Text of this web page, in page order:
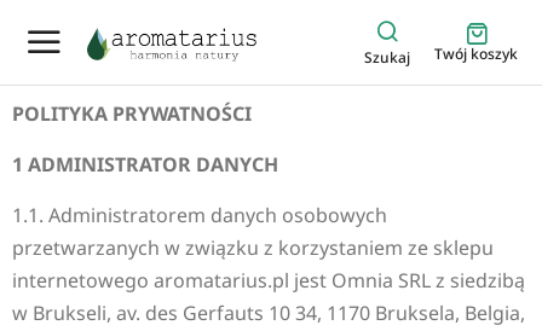
Szukaj Twój koszyk
POLITYKA PRYWATNOŚCI
1 ADMINISTRATOR DANYCH
1.1. Administratorem danych osobowych
przetwarzanych w związku z korzystaniem ze sklepu
internetowego aromatarius.pl jest Omnia SRL z siedzibą
w Brukseli, av. des Gerfauts 10 34, 1170 Bruksela, Belgia,